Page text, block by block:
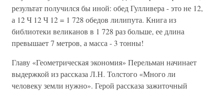
результат получился бы иной: обед Гулливера - это не 12,
а 12 Ч 12 Ч 12 = 1 728 обедов лилипута. Книга из
библиотеки великанов в 1 728 раз больше, ее длина
превышает 7 метров, а масса - 3 тонны!
Главу «Геометрическая экономия» Перельман начинает
выдержкой из рассказа Л.Н. Толстого «Много ли
человеку земли нужно». Герой рассказа зажиточный